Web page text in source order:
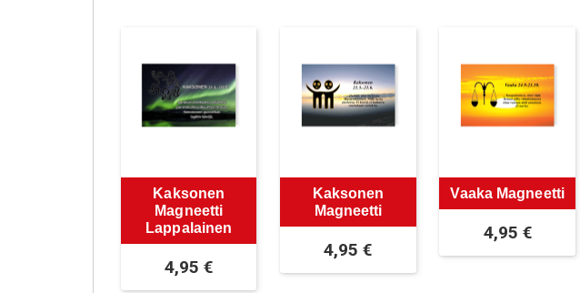
Kaksonen
Magneetti
Lappalainen
4,95€
Kaksonen
Magneetti
4,95€
Vaaka Magneetti
4,95 €